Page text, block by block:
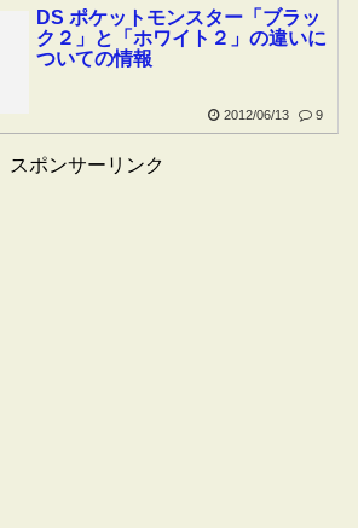
DS ポケットモンスター「ブラッ
ク２」と「ホワイト２」の違いに
ついての情報
2012/06/13 9
スポンサーリンク